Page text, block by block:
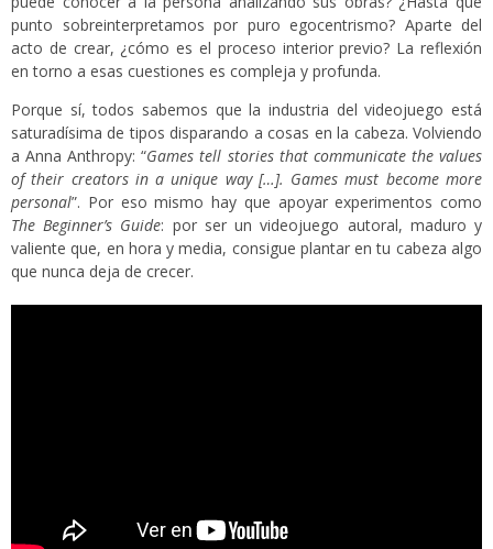
punto sobreinterpretamos por puro egocentrismo? Aparte del
acto de crear, ¿cómo es el proceso interior previo? La reflexión
en torno a esas cuestiones es compleja y profunda.
Porque sí, todos sabemos que la industria del videojuego está
saturadísima de tipos disparando a cosas en la cabeza. Volviendo
a Anna Anthropy: “Games tell stories that communicate the values
of their creators in a unique way […]. Games must become more
personal”. Por eso mismo hay que apoyar experimentos como
The Beginner’s Guide: por ser un videojuego autoral, maduro y
valiente que, en hora y media, consigue plantar en tu cabeza algo
que nunca deja de crecer.